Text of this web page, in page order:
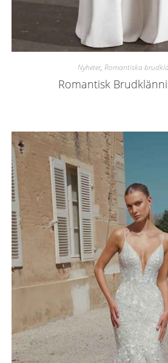
Nyheter, Romantiska
Romantisk